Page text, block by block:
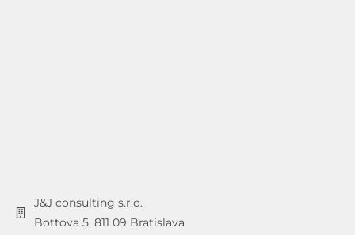
J&J consulting s.r.o.
Bottova 5, 811 09 Bratislava